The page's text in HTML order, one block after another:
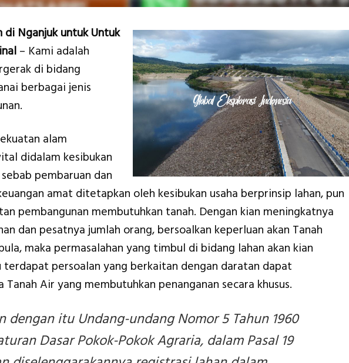
di Nganjuk untuk Untuk
– Kami adalah
di bidang
berbagai jenis
alam
didalam kesibukan
pembaruan dan
amat ditetapkan oleh kesibukan usaha berprinsip lahan, pun
pembangunan membutuhkan tanah. Dengan kian meningkatnya
dan pesatnya jumlah orang, bersoalkan keperluan akan Tanah
maka permasalahan yang timbul di bidang lahan akan kian
terdapat persoalan yang berkaitan dengan daratan dapat
Tanah Air yang membutuhkan penanganan secara khusus.
dengan itu Undang-undang Nomor 5 Tahun 1960
Dasar Pokok-Pokok Agraria, dalam Pasal 19